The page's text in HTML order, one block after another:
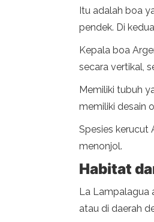
Itu adalah boa
pendek. Di
Kepala boa
secara vertikal,
Memiliki tubuh
memiliki desain
Spesies kerucut
menonjol.
Habitat
La Lampalagua
atau di daerah